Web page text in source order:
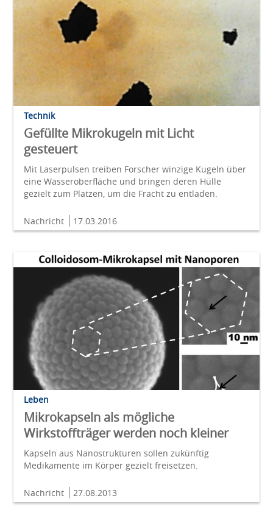
Technik
Gefüllte Mikrokugeln mit Licht
gesteuert
Mit Laserpulsen treiben Forscher winzige Kugeln über
eine Wasseroberfläche und bringen deren Hülle
gezielt zum Platzen, um die Fracht zu entladen.
Nachricht 17.03.2016
Leben
Mikrokapseln als mögliche
Wirkstoffträger werden noch kleiner
Kapseln aus Nanostrukturen sollen zukünftig
Medikamente im Körper gezielt freisetzen.
Nachricht 27.08.2013